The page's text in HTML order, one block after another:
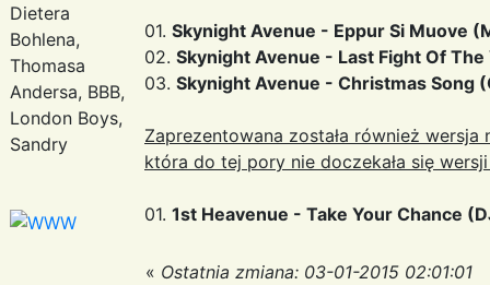
Dietera
Bohlena,
Thomasa
Andersa, BBB,
London Boys,
Sandry
01. Skynight Avenue ‎- Eppur Si Muove
02. Skynight Avenue ‎- Last Fight Of
03. Skynight Avenue ‎- Christmas Song
Zaprezentowana została również wersja
która do tej pory nie doczekała się
01. 1st Heavenue - Take Your Chance
« Ostatnia zmiana: 03-01-2015 02:01:01